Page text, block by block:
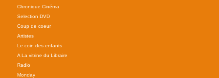
Chronique Cinéma
Selection DVD
Coup de coeur
Artistes
Le coin des enfants
A La vitrine du Libraire
Radio
Monday